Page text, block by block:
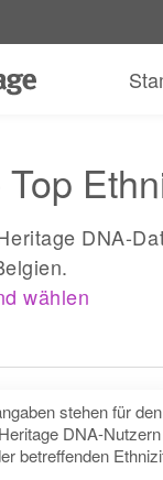
DNA-
wählen
stehen für den
DNA-
betreffenden